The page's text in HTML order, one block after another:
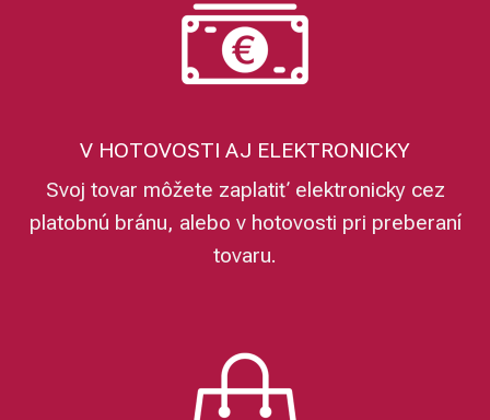
V HOTOVOSTI AJ ELEKTRONICKY
Svoj tovar môžete zaplatiť elektronicky cez
platobnú bránu, alebo v hotovosti pri preberaní
tovaru.